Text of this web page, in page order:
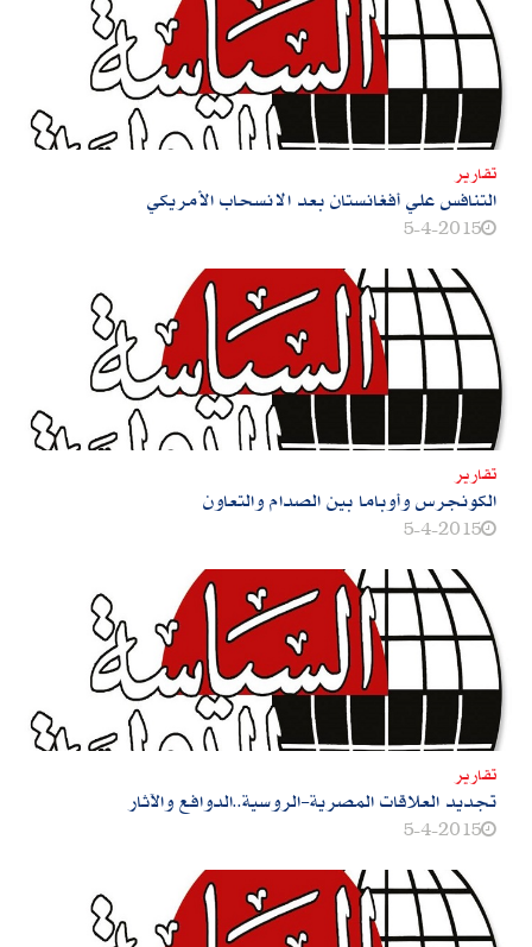
تقارير
التنافس علي أفغانستان بعد الانسحاب الأمريكي
5-4-2015
تقارير
الكونجرس وأوباما بين الصدام والتعاون
5-4-2015
تقارير
تجديد العلاقات المصرية-الروسية‮..‬الدوافع والآثار
5-4-2015